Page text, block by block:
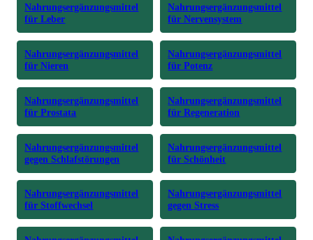
Nahrungsergänzungsmittel
für Leber
Nahrungsergänzungsmittel
für Nervensystem
Nahrungsergänzungsmittel
für Nieren
Nahrungsergänzungsmittel
für Potenz
Nahrungsergänzungsmittel
für Prostata
Nahrungsergänzungsmittel
für Regeneration
Nahrungsergänzungsmittel
gegen Schlafstörungen
Nahrungsergänzungsmittel
für Schönheit
Nahrungsergänzungsmittel
für Stoffwechsel
Nahrungsergänzungsmittel
gegen Stress